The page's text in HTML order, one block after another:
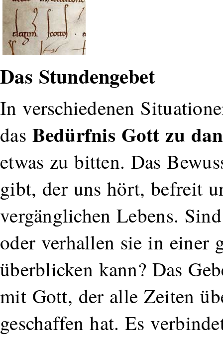
Das Stundengebet
In verschiedenen
das Bedürfnis Gott zu
etwas zu bitten. Das
gibt, der uns hört, befreit
vergänglichen Lebens.
oder verhallen sie in einer
überblicken kann? Das
mit Gott, der alle Zeiten
geschaffen hat. Es